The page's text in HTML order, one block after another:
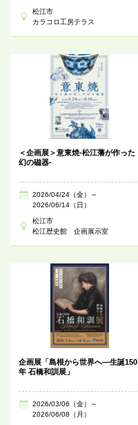
松江市
カラコロ工房テラス
＜企画展＞意東焼-松江藩が作った
幻の磁器-
2026/04/24（金）～
2026/06/14（日）
松江市
松江歴史館 企画展示室
企画展「島根から世界へ―生誕150
年 石橋和訓展」
2026/03/06（金）～
2026/06/08（月）